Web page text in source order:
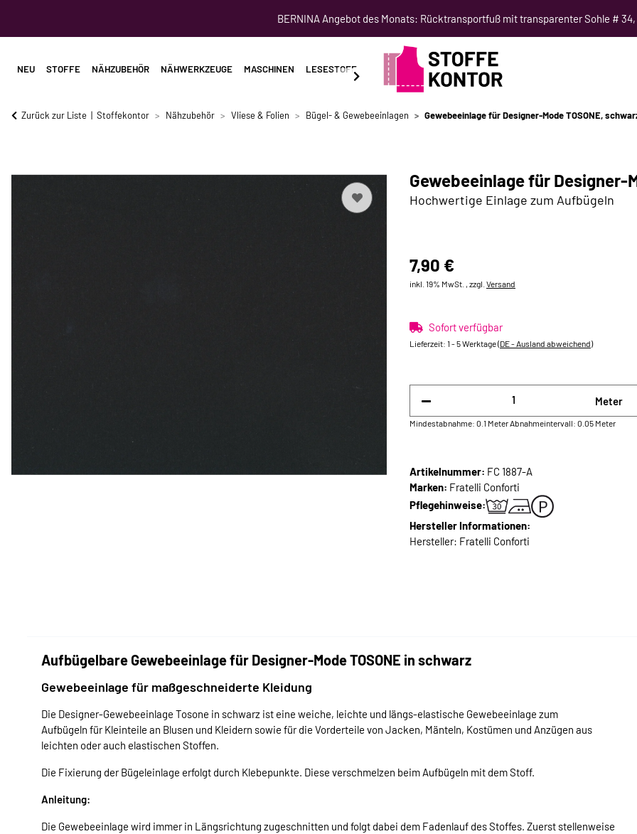
BERNINA Angebot des Monats: Rücktransportfuß mit transparenter Sohle # 34,
NEU STOFFE NÄHZUBEHÖR NÄHWERKZEUGE MASCHINEN LESESTOFF SCHNITTMUSTER NÄHKURSE
Zurück zur Liste Stoffekontor Nähzubehör Vliese & Folien Bügel- & Gewebeeinlagen Gewebeeinlage für Designer-Mode TOSONE,
Gewebeeinlage für Designer-
Hochwertige Einlage zum Aufbügeln
7,90 €
inkl. 19% MwSt. , zzgl. Versand
Sofort verfügbar
Lieferzeit: 1 - 5 Werktage(DE - Ausland abweichend)
Meter
Mindestabnahme: 0.1 MeterAbnahmeintervall: 0.05 Meter
Artikelnummer: FC 1887-A
Marken: Fratelli Conforti
Pflegehinweise:
Hersteller Informationen:
Hersteller: Fratelli Conforti
Aufbügelbare Gewebeeinlage für Designer-Mode TOSONE in schwarz
Gewebeeinlage für maßgeschneiderte Kleidung
Die Designer-Gewebeeinlage Tosone in schwarz ist eine weiche, leichte und längs-elastische Gewebeeinlage zum
Aufbügeln für Kleinteile an Blusen und Kleidern sowie für die Vorderteile von Jacken, Mänteln, Kostümen und Anzügen aus
leichten oder auch elastischen Stoffen.
Die Fixierung der Bügeleinlage erfolgt durch Klebepunkte. Diese verschmelzen beim Aufbügeln mit dem Stoff.
Anleitung:
Die Gewebeeinlage wird immer in Längsrichtung zugeschnitten und folgt dabei dem Fadenlauf des Stoffes. Zuerst stellenweise